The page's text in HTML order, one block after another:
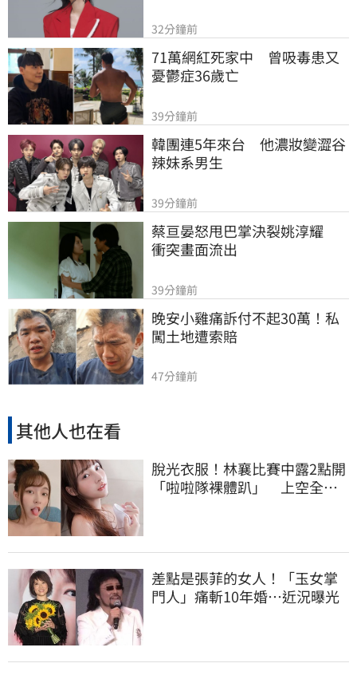
32分鐘前
71萬網紅死家中　曾吸毒患又
憂鬱症36歲亡
39分鐘前
韓團連5年來台　他濃妝變澀谷
辣妹系男生
39分鐘前
蔡亘晏怒甩巴掌決裂姚淳耀
衝突畫面流出
39分鐘前
晚安小雞痛訴付不起30萬！私
闖土地遭索賠
47分鐘前
其他人也在看
脫光衣服！林襄比賽中露2點開
「啦啦隊裸體趴」 上空全裸
差點是張菲的女人！「玉女掌
門人」痛斬10年婚…近況曝光